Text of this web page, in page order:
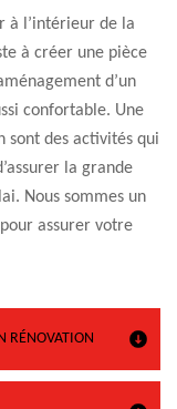
à l’intérieur de la
à créer une pièce
d’un
confortable. Une
sont des activités qui
la grande
Nous sommes un
assurer votre
RÉNOVATION